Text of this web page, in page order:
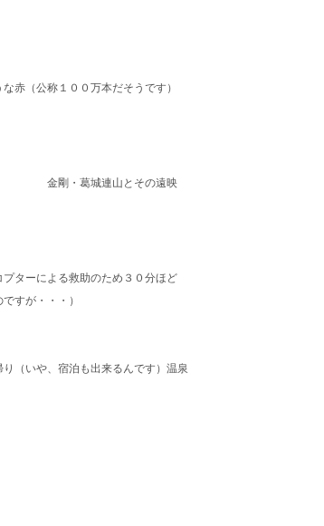
赤（公称１００万本だそうです）
金剛・葛城連山とその遠映
ターによる救助のため３０分ほど
すが・・・）
（いや、宿泊も出来るんです）温泉